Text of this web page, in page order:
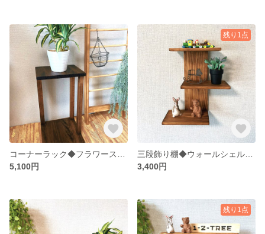
5,100円
残り1点
3,400円
残り1点